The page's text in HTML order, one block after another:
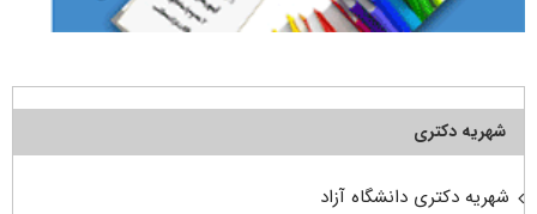
شهریه دکتری
شهریه دکتری دانشگاه آزاد